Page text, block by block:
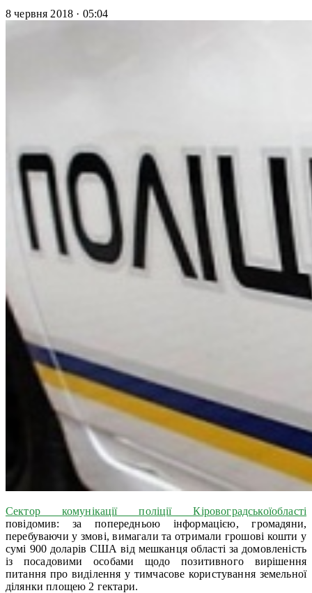
8 червня 2018 · 05:04
Сектор комунікації поліції Кіровоградськоїобласті
повідомив: за попередньою інформацією, громадяни,
перебуваючи у змові, вимагали та отримали грошові кошти у
сумі 900 доларів США від мешканця області за домовленість
із посадовими особами щодо позитивного вирішення
питання про виділення у тимчасове користування земельної
ділянки площею 2 гектари.